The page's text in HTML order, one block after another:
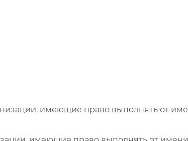
имеющие право выполнять от